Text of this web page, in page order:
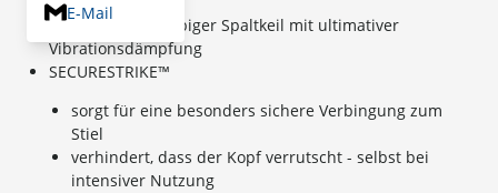
E-Mail
Besonders langlebiger Spaltkeil mit ultimativer
Vibrationsdämpfung
SECURESTRIKE™
sorgt für eine besonders sichere Verbingung zum
Stiel
verhindert, dass der Kopf verrutscht - selbst bei
intensiver Nutzung